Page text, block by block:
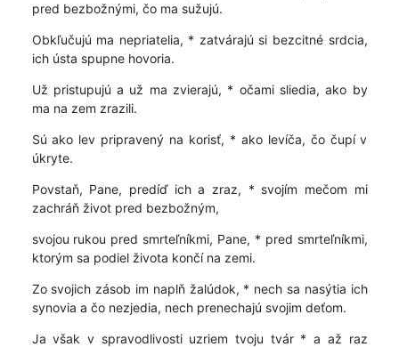
pred bezbožnými, čo ma sužujú.
Obkľučujú ma nepriatelia, * zatvárajú si bezcitné srdcia,
ich ústa spupne hovoria.
Už pristupujú a už ma zvierajú, * očami sliedia, ako by
ma na zem zrazili.
Sú ako lev pripravený na korisť, * ako levíča, čo čupí v
úkryte.
Povstaň, Pane, predíď ich a zraz, * svojím mečom mi
zachráň život pred bezbožným,
svojou rukou pred smrteľníkmi, Pane, * pred smrteľníkmi,
ktorým sa podiel života končí na zemi.
Zo svojich zásob im naplň žalúdok, * nech sa nasýtia ich
synovia a čo nezjedia, nech prenechajú svojim deťom.
Ja však v spravodlivosti uzriem tvoju tvár * a až raz